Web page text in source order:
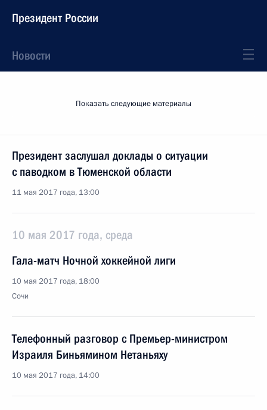
Президент России
Новости
Показать следующие материалы
Президент заслушал доклады о ситуации
с паводком в Тюменской области
11 мая 2017 года, 13:00
10 мая 2017 года, среда
Гала-матч Ночной хоккейной лиги
10 мая 2017 года, 18:00
Сочи
Телефонный разговор с Премьер-министром
Израиля Биньямином Нетаньяху
10 мая 2017 года, 14:00